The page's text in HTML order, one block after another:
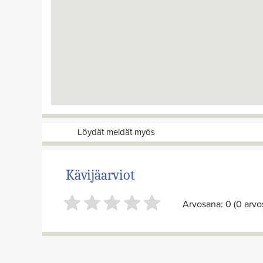
Löydät meidät myös
Kävijäarviot
Arvosana: 0 (0